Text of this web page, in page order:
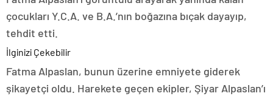
çocukları Y.C.A. ve B.A.’nın boğazına bıçak dayayıp,
tehdit etti.
İlginizi Çekebilir
Fatma Alpaslan, bunun üzerine emniyete giderek
şikayetçi oldu. Harekete geçen ekipler, Şiyar Alpaslan’ı